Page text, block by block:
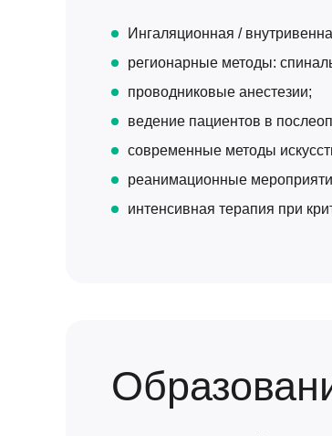
Ингаляционная /
регионарные методы:
проводниковые анестезии;
ведение пациентов в
современные методы
реанимационные
интенсивная терапия при